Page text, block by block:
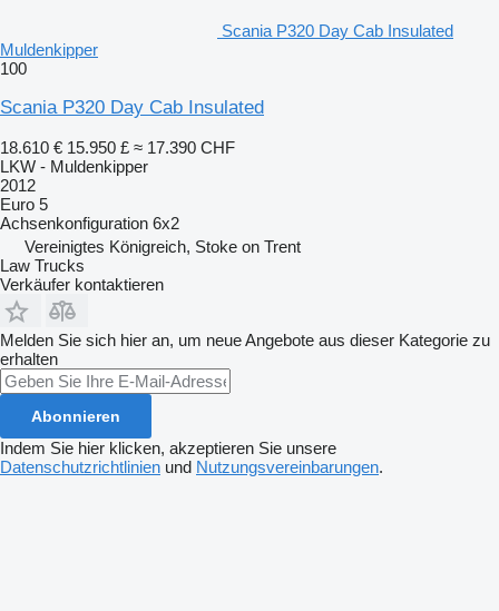
Scania P320 Day Cab Insulated
Muldenkipper
100
Scania P320 Day Cab Insulated
18.610 € 15.950 £ ≈ 17.390 CHF
LKW - Muldenkipper
2012
Euro 5
Achsenkonfiguration 6x2
Vereinigtes Königreich, Stoke on Trent
Law Trucks
Verkäufer kontaktieren
Melden Sie sich hier an, um neue Angebote aus dieser Kategorie zu
erhalten
Abonnieren
Indem Sie hier klicken, akzeptieren Sie unsere
Datenschutzrichtlinien und Nutzungsvereinbarungen.